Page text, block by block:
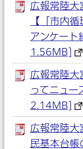
広報常陸
【「市内
アンケート
1.56MB]
広報常陸
ってニュー
2.14MB]
広報常陸
民基本台帳